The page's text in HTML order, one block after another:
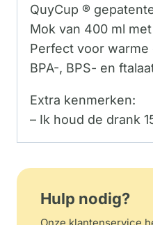
QuyCup ®
Mok van 400 ml
Perfect voor
BPA-, BPS- en
Extra kenmerken:
– Ik houd de drank
Hulp nodig?